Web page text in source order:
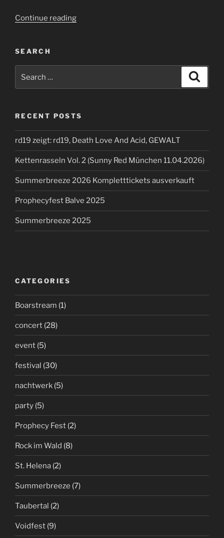
Continue reading“Voidfest
SEARCH
for:
RECENT POSTS
rd19 zeigt: rd19, Death Love And Acid, GEWALT
Kettenrasseln Vol. 2 (Sunny Red München 11.04.2026)
Summerbreeze 2026 Kompletttickets ausverkauft
Prophecyfest Balve 2025
Summerbreeze 2025
CATEGORIES
Boarstream (1)
concert (28)
event (5)
festival (30)
nachtwerk (5)
party (5)
Prophecy Fest (2)
Rock im Wald (8)
St. Helena (2)
Summerbreeze (7)
Taubertal (2)
Voidfest (9)